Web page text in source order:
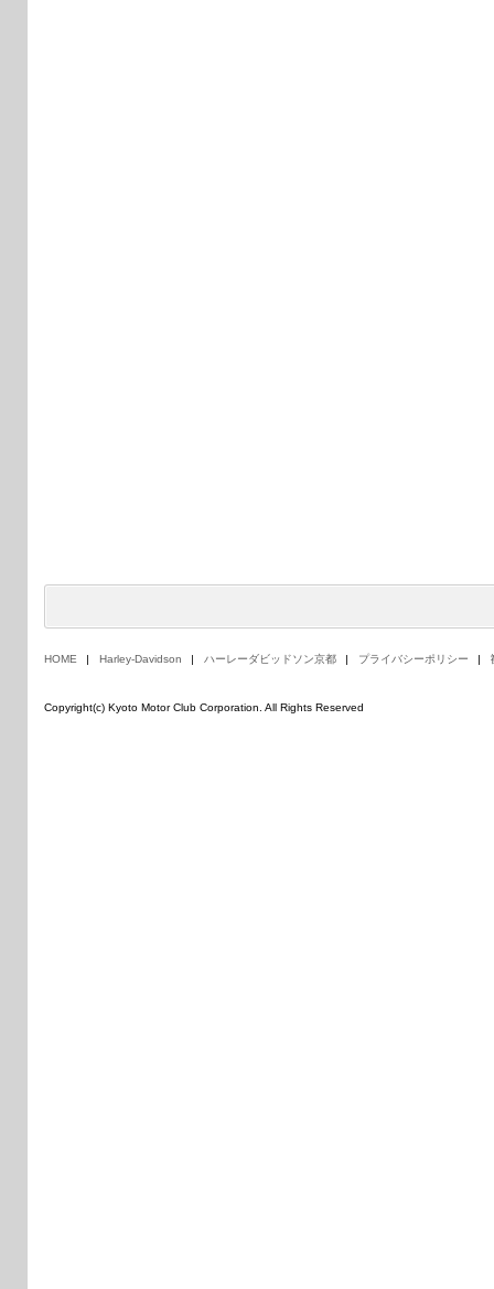
HOME Harley-Davidson ハーレーダビッドソン京都 プライバシーポリシー
Copyright(c) Kyoto Motor Club Corporation. All Rights Reserved